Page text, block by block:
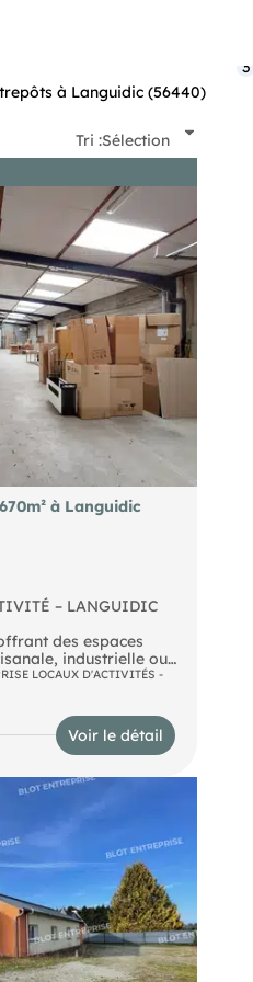
à Languidic (56440)
3
Tri :Sélection
à Languidic
– LANGUIDIC
des espaces
industrielle ou
organisation
espace de stockage
dispose d'une
très bon état général
pour une installation
et mezzanine
LOCAUX D'ACTIVITÉS -
Voir le détail